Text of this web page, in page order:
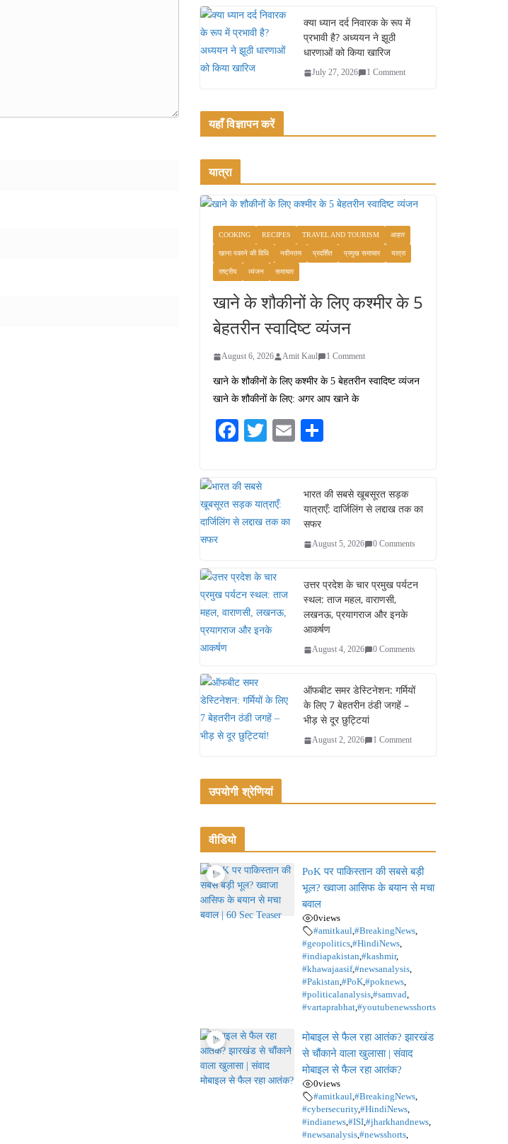
क्या ध्यान दर्द निवारक के रूप में
प्रभावी है? अध्ययन ने झूठी
धारणाओं को किया खारिज
July 27, 2026 1 Comment
यहाँ विज्ञापन करें
यात्रा
COOKING RECIPES TRAVEL AND TOURISM आहार
खाना पकाने की विधि नवीनतम प्रदर्शित प्रमुख समाचार यात्रा
राष्ट्रीय व्यंजन समाचार
खाने के शौकीनों के लिए कश्मीर के 5
बेहतरीन स्वादिष्ट व्यंजन
August 6, 2026 Amit Kaul 1 Comment
खाने के शौकीनों के लिए कश्मीर के 5 बेहतरीन स्वादिष्ट व्यंजन
खाने के शौकीनों के लिए: अगर आप खाने के
Fa
bo
ok
T
r
E
भारत की सबसे खूबसूरत सड़क
यात्राएँ: दार्जिलिंग से लद्दाख तक का
सफर
August 5, 2026 0 Comments
उत्तर प्रदेश के चार प्रमुख पर्यटन
स्थल: ताज महल, वाराणसी,
लखनऊ, प्रयागराज और इनके
आकर्षण
August 4, 2026 0 Comments
ऑफबीट समर डेस्टिनेशन: गर्मियों
के लिए 7 बेहतरीन ठंडी जगहें –
भीड़ से दूर छुट्टियां
August 2, 2026 1 Comment
उपयोगी श्रेणियां
वीडियो
PoK पर पाकिस्तान की सबसे बड़ी
भूल? ख्वाजा आसिफ के बयान से मचा
बवाल
0views
#amitkaul,#BreakingNews,
#geopolitics,#HindiNews,
#indiapakistan,#kashmir,
#khawajaasif,#newsanalysis,
#Pakistan,#PoK,#poknews,
#politicalanalysis,#samvad,
#vartaprabhat,#youtubenewsshorts
मोबाइल से फैल रहा आतंक? झारखंड
से चौंकाने वाला खुलासा | संवाद
मोबाइल से फैल रहा आतंक?
0views
#amitkaul,#BreakingNews,
#cybersecurity,#HindiNews,
#indianews,#ISI,#jharkhandnews,
#newsanalysis,#newsshorts,